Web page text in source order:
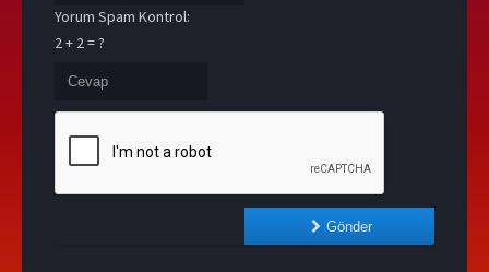
Yorum Spam Kontrol:
2 + 2 = ?
Gönder